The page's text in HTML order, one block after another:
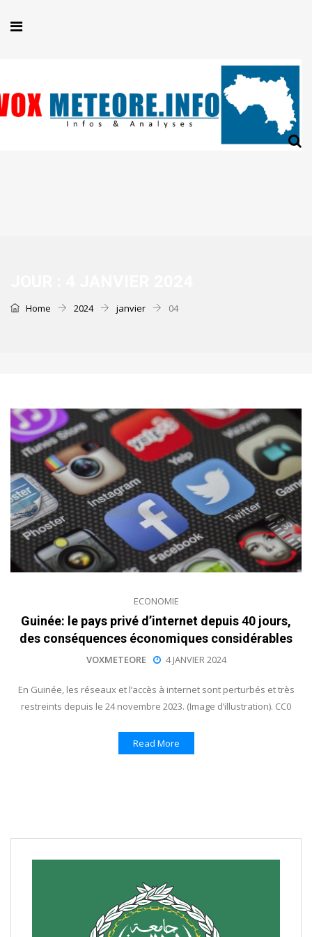
Home 2024 janvier 04
ECONOMIE
Guinée: le pays privé d’internet depuis 40 jours,
des conséquences économiques considérables
VOXMETEORE 4 JANVIER 2024
En Guinée, les réseaux et l’accès à internet sont perturbés et très
restreints depuis le 24 novembre 2023. (Image d’illustration). CC0
Read More